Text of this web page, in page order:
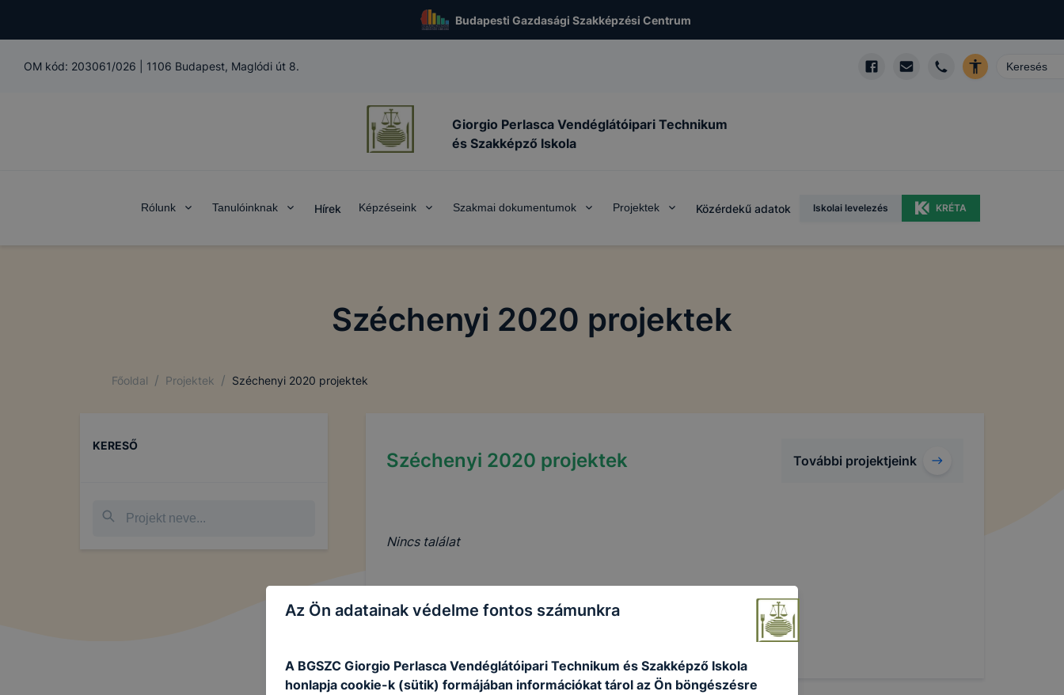
Budapesti Gazdasági Szakképzési Centrum
OM kód: 203061/026 1106 Budapest, Maglódi út 8.
Giorgio Perlasca Vendéglátóipari Technikum
és Szakképző Iskola
Rólunk Tanulóinknak Hírek Képzéseink Szakmai dokumentumok Projektek Közérdekű adatok Iskolai levelezés KRÉTA
Széchenyi 2020 projektek
Főoldal / Projektek / Széchenyi 2020 projektek
KERESŐ
Széchenyi 2020 projektek További projektjeink
Nincs találat
Az Ön adatainak védelme fontos számunkra
A BGSZC Giorgio Perlasca Vendéglátóipari Technikum és Szakképző Iskola
honlapja cookie-k (sütik) formájában információkat tárol az Ön böngészésre